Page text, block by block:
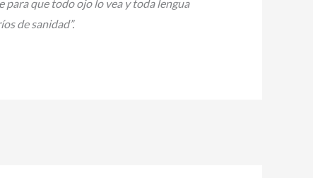
para que todo ojo lo vea y toda lengua
de sanidad”.